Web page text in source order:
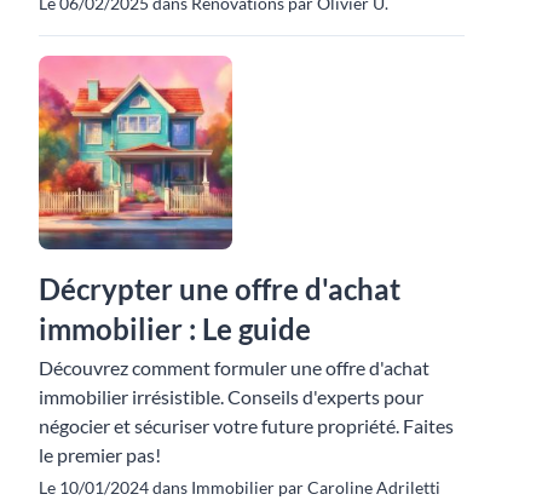
Décrypter une offre d'achat
immobilier : Le guide
Découvrez comment formuler une offre d'achat
immobilier irrésistible. Conseils d'experts pour
négocier et sécuriser votre future propriété. Faites
le premier pas!
Le 10/01/2024 dans Immobilier par Caroline Adriletti